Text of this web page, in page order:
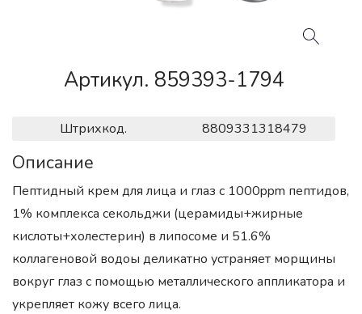
Артикул. 859393-1794
Штрихкод. 8809331318479
Описание
Пептидный крем для лица и глаз с 1000ppm пептидов,
1% комплекса секольджи (церамиды+жирные
кислоты+холестерин) в липосоме и 51.6%
коллагеновой водоы деликатно устраняет морщины
вокруг глаз с помощью металлического аппликатора и
укрепляет кожу всего лица.